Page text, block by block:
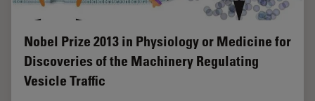
Nobel Prize 2013 in Physiology or Medicine for
Discoveries of the Machinery Regulating
Vesicle Traffic